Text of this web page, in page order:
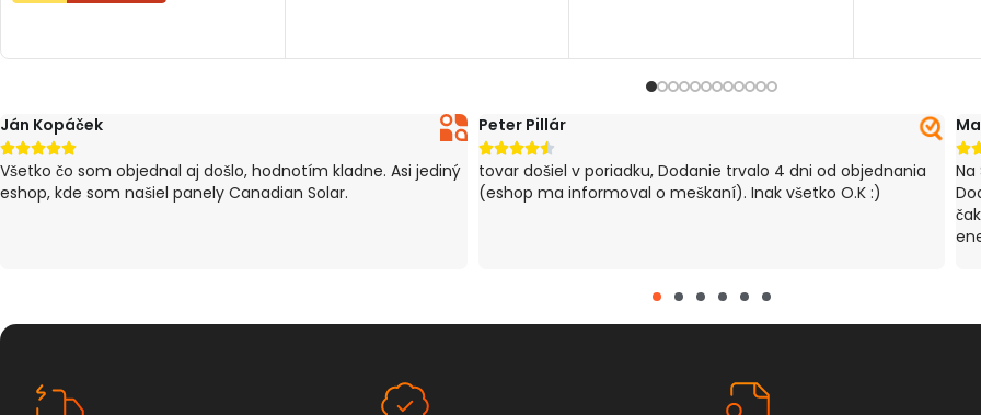
Ján Kopáček

Všetko čo som objednal aj došlo, hodnotím kladne. Asi jediný
eshop, kde som našiel panely Canadian Solar.
Peter Pillár

tovar došiel v poriadku, Dodanie trvalo 4 dni od objednania
(eshop ma informoval o meškaní). Inak všetko O.K :)

Na